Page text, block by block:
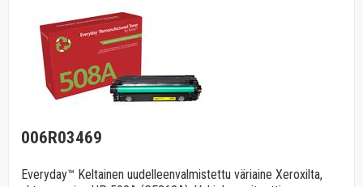
006R03469
Everyday™ Keltainen uudelleenvalmistettu väriaine Xeroxilta,